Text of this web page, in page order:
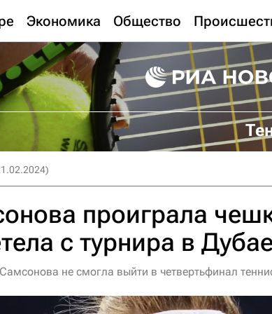
Экономика Общество
проиграла
с турнира в Дубае
не смогла выйти в четвертьфинал